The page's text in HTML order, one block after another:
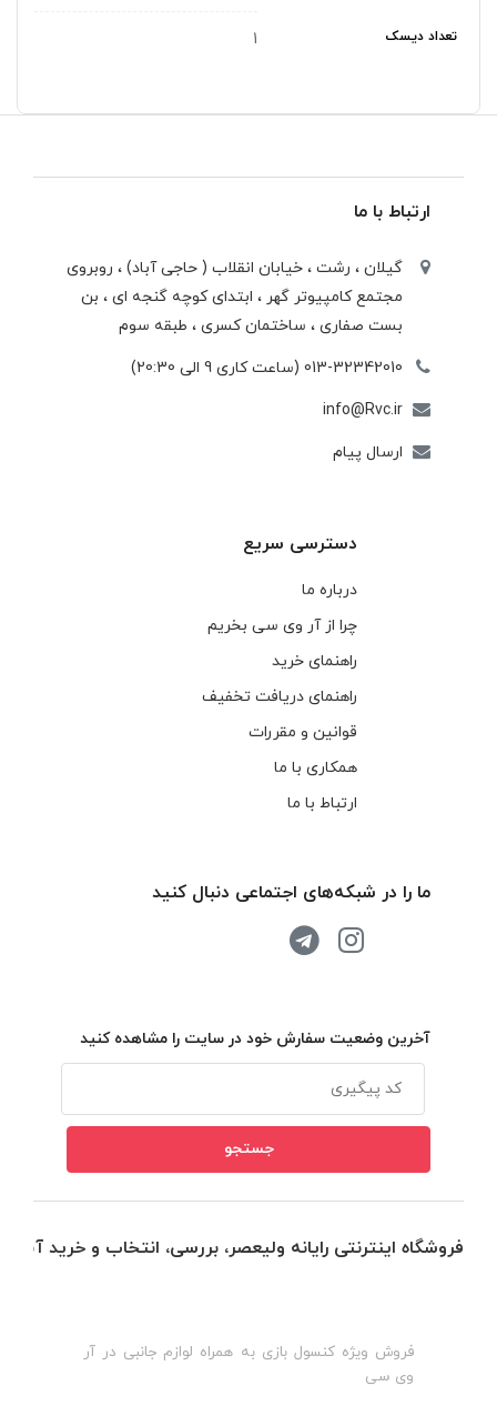
تعداد دیسک 1
ارتباط با ما
گیلان ، رشت ، خيابان انقلاب ( حاجی آباد) ، روبروی
مجتمع كامپيوتر گهر ، ابتدای كوچه گنجه ای ، بن
بست صفاری ، ساختمان كسری ، طبقه سوم
013-32342010 (ساعت کاری 9 الی 20:30)
info@Rvc.ir
ارسال پیام
دسترسی سریع
درباره ما
چرا از آر وی سی بخریم
راهنمای خرید
راهنمای دریافت تخفیف
قوانین و مقررات
همکاری با ما
ارتباط با ما
ما را در شبکه‌های اجتماعی دنبال کنید
آخرین وضعیت سفارش خود در سایت را مشاهده کنید
فروشگاه اینترنتی رایانه ولیعصر، بررسی، انتخاب و خرید
فروش ویژه کنسول بازی به همراه لوازم جانبی در آر
وی سی